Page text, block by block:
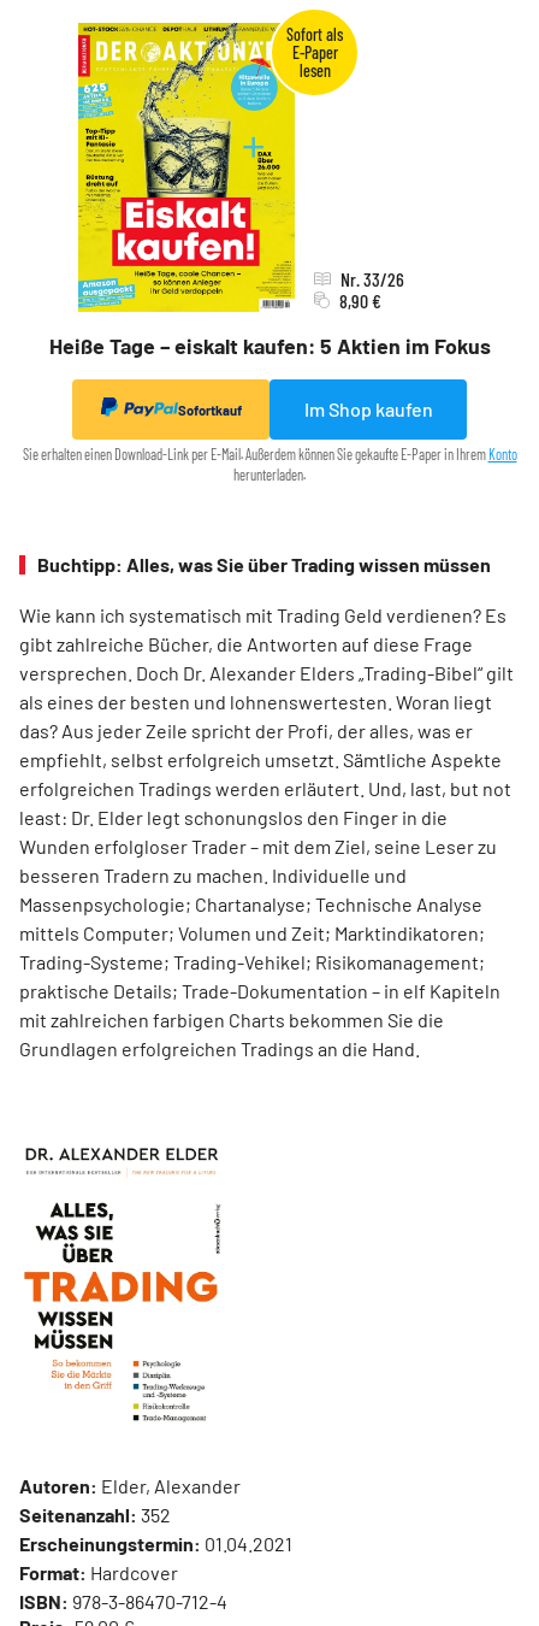
Heiße Tage – eiskalt kaufen: 5 Aktien im Fokus
Nr. 33/26
8,90 €
Sofortkauf Im Shop kaufen
Sie erhalten einen Download-Link per E-Mail. Außerdem können Sie gekaufte E-Paper in Ihrem Konto
herunterladen.
Buchtipp: Alles, was Sie über Trading wissen müssen
Wie kann ich systematisch mit Trading Geld verdienen? Es
gibt zahlreiche Bücher, die Antworten auf diese Frage
versprechen. Doch Dr. Alexander Elders „Trading-Bibel“ gilt
als eines der besten und lohnenswertesten. Woran liegt
das? Aus jeder Zeile spricht der Profi, der alles, was er
empfiehlt, selbst erfolgreich umsetzt. Sämtliche Aspekte
erfolgreichen Tradings werden erläutert. Und, last, but not
least: Dr. Elder legt schonungslos den Finger in die
Wunden erfolgloser Trader – mit dem Ziel, seine Leser zu
besseren Tradern zu machen. Individuelle und
Massenpsychologie; Chartanalyse; Technische Analyse
mittels Computer; Volumen und Zeit; Marktindikatoren;
Trading-Systeme; Trading-Vehikel; Risikomanagement;
praktische Details; Trade-Dokumentation – in elf Kapiteln
mit zahlreichen farbigen Charts bekommen Sie die
Grundlagen erfolgreichen Tradings an die Hand.
Autoren: Elder, Alexander
Seitenanzahl: 352
Erscheinungstermin: 01.04.2021
Format: Hardcover
ISBN: 978-3-86470-712-4